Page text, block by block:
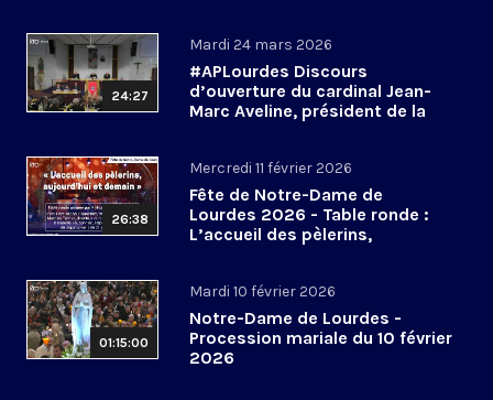
24:27
Mardi 24 mars 2026
#APLourdes Discours
d’ouverture du cardinal Jean-
Marc Aveline, président de la
26:38
Mercredi 11 février 2026
Fête de Notre-Dame de
Lourdes 2026 - Table ronde :
L’accueil des pèlerins,
01:15:00
Mardi 10 février 2026
Notre-Dame de Lourdes -
Procession mariale du 10 février
2026